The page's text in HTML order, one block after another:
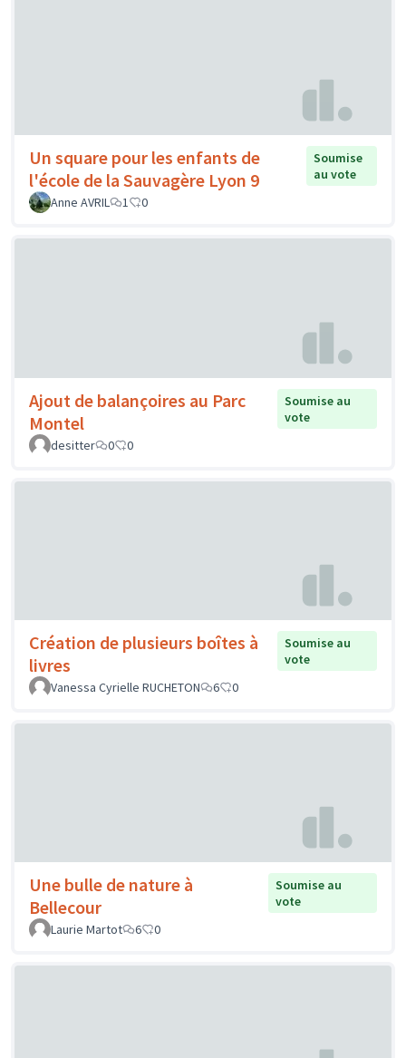
Un square pour les enfants de
l'école de la Sauvagère Lyon 9
Soumise
au vote
Anne AVRIL
1 0
Ajout de balançoires au Parc
Montel
Soumise au
vote
desitter
0 0
Création de plusieurs boîtes à
livres
Soumise au
vote
Vanessa Cyrielle RUCHETON
6 0
Une bulle de nature à
Bellecour
Soumise au
vote
Laurie Martot
6 0